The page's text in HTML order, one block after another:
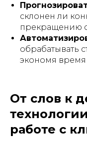
склонен ли
прекращению
обрабатывать
экономя время
От слов к
работе с